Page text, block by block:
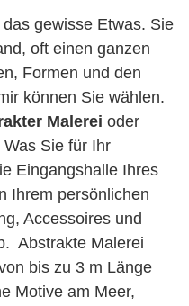
das gewisse Etwas. Sie
oft einen ganzen
Formen und den
können Sie wählen.
Malerei oder
Was Sie für Ihr
Eingangshalle Ihres
Ihrem persönlichen
Accessoires und
Abstrakte Malerei
bis zu 3 m Länge
Motive am Meer,